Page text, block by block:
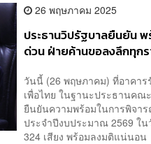
26 พฤษภาคม 2025
ประธานวิปรัฐบาลยืนยัน
ด่วน ฝ่ายค้านขอลงลึกทุกร
วันนี้ (26 พฤษภาคม) ที่อาคา
เพื่อไทย ในฐานะประธานคณ
ยืนยันความพร้อมในการพิจา
ประจำปีงบประมาณ 2569 ใ
324 เสียง พร้อมลงมติแน่น